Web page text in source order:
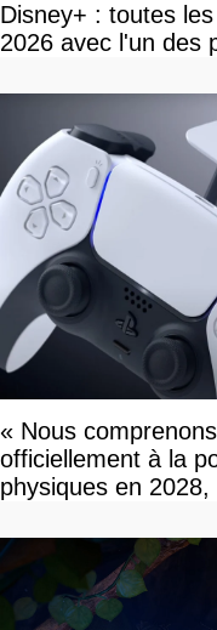
Disney+ : toutes
2026 avec l'un des
« Nous
officiellement à la
physiques en